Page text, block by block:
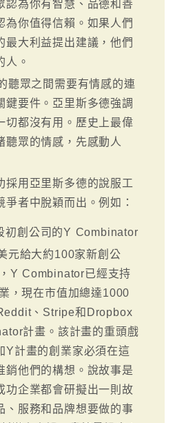
認為你有智慧、品德和善
為你值得信賴。如果人們
最大利益提出建議，他們
人。
聽眾之間需要有情感的連
鍵要件。亞里斯多德強調
切都沒有用。歷史上最偉
聽眾的情感，先感動人
採用亞里斯多德的說服工
者中脫穎而出。例如：
初創公司的Y Combinator
元給大約100家新創公
Y Combinator已經支持
，現在市值加總達1000
、Stripe和Dropbox
計畫。該計畫的重頭戲
Y計畫的創業家必須在這
銷他們的構想。說故事是
功企業都會研擬出一則故
、服務和品牌想要做的事